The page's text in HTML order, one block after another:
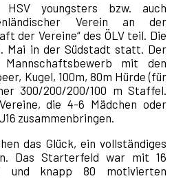
youngsters bzw. auch
Verein an der
der Vereine“ des ÖLV teil. Die
Mai in der Südstadt statt. Der
mit den
Kugel, 100m, 80m Hürde (für
300/200/200/100 m Staffel.
die 4-6 Mädchen oder
zusammenbringen.
das Glück, ein vollständiges
Das Starterfeld war mit 16
und knapp 80 motivierten